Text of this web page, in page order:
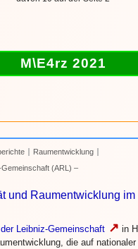
M\E4rz 2021
Raumentwicklung
(ARL) –
und Raumentwicklung
Leibniz-Gemeinschaft ↗ in
die auf